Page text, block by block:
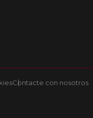
Contacte con nosotros